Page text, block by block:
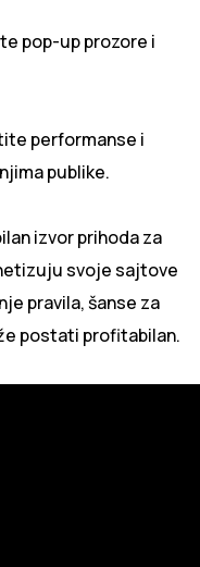
pop-up prozore i
performanse i
publike.
izvor prihoda za
svoje sajtove
pravila, šanse za
postati profitabilan.